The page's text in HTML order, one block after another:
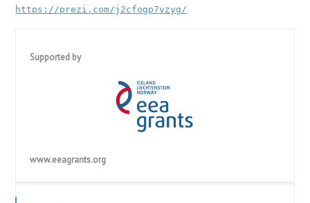
https://prezi.com/j2cfogp7vzyg/
Supported by
www.eeagrants.org
GHIDUL APLICANTULUI – Cerere de Propuneri de Proiecte în